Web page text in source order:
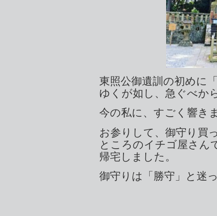
東照公御遺訓の初めに
ゆくが如し、急ぐべか
今の私に、すごく響き
お参りして、御守り買
ところのイチゴ屋さん
帰宅しました。
御守りは「勝守」と迷